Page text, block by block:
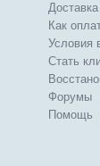
Доставка
Как
Условия
Стать
Форумы
Помощь